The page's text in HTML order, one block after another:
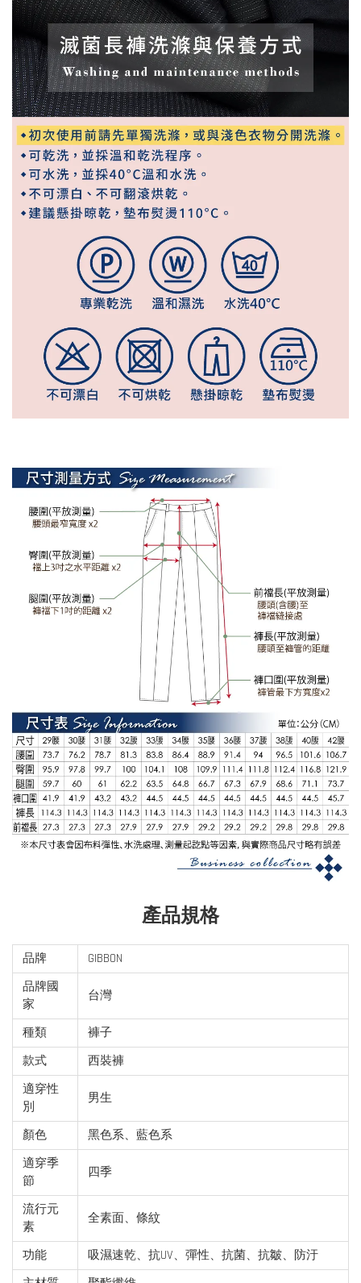
產品規格
品牌
GIBBON
品牌國
家
台灣
種類
褲子
款式
西裝褲
適穿性
別
男生
顏色
黑色系、藍色系
適穿季
節
四季
流行元
素
全素面、條紋
功能
吸濕速乾、抗UV、彈性、抗菌、抗皺、防汙